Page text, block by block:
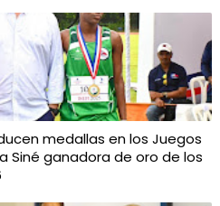
medallas en los Juegos
Siné ganadora de oro de los